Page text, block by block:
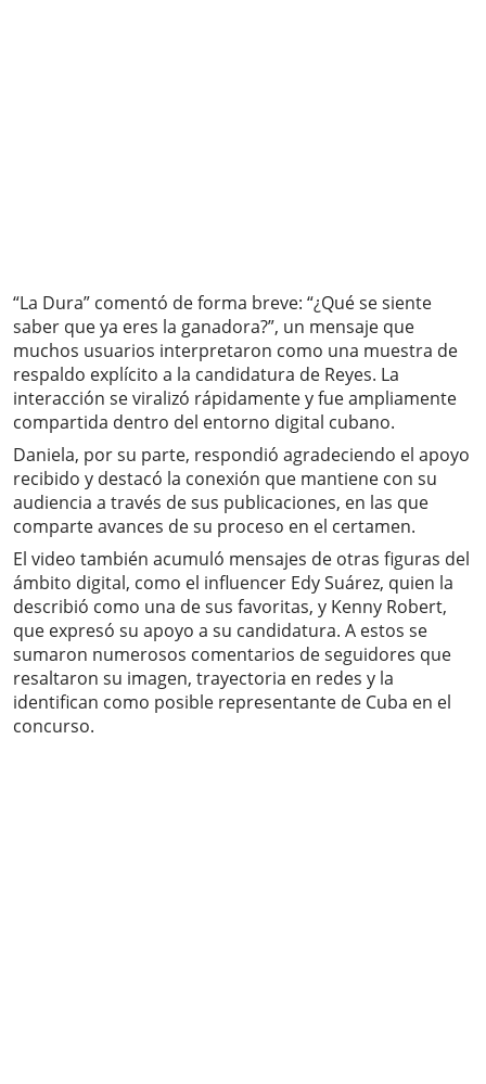
“La Dura” comentó de forma breve: “¿Qué se siente
saber que ya eres la ganadora?”, un mensaje que
muchos usuarios interpretaron como una muestra de
respaldo explícito a la candidatura de Reyes. La
interacción se viralizó rápidamente y fue ampliamente
compartida dentro del entorno digital cubano.
Daniela, por su parte, respondió agradeciendo el apoyo
recibido y destacó la conexión que mantiene con su
audiencia a través de sus publicaciones, en las que
comparte avances de su proceso en el certamen.
El video también acumuló mensajes de otras figuras del
ámbito digital, como el influencer Edy Suárez, quien la
describió como una de sus favoritas, y Kenny Robert,
que expresó su apoyo a su candidatura. A estos se
sumaron numerosos comentarios de seguidores que
resaltaron su imagen, trayectoria en redes y la
identifican como posible representante de Cuba en el
concurso.